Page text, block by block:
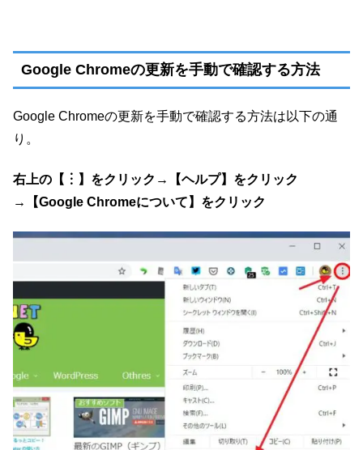
Google Chromeの更新を手動で確認する方法
Google Chromeの更新を手動で確認する方法は以下の通
り。
右上の【︙】をクリック→【ヘルプ】をクリック
→【Google Chromeについて】をクリック